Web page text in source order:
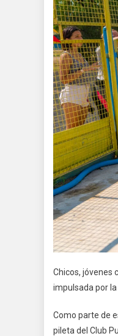
Chicos, jóvenes
impulsada por la
Como parte de
pileta del Club